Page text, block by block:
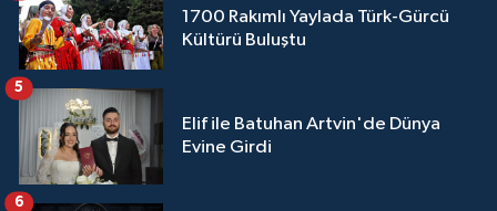
1700 Rakımlı Yaylada Türk-Gürcü
Kültürü Buluştu
Elif ile Batuhan Artvin'de Dünya
Evine Girdi
5
6